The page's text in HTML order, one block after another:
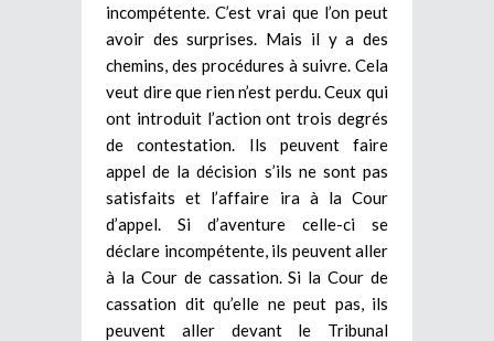
incompétente. C’est vrai que l’on peut
avoir des surprises. Mais il y a des
chemins, des procédures à suivre. Cela
veut dire que rien n’est perdu. Ceux qui
ont introduit l’action ont trois degrés
de contestation. Ils peuvent faire
appel de la décision s’ils ne sont pas
satisfaits et l’affaire ira à la Cour
d’appel. Si d’aventure celle-ci se
déclare incompétente, ils peuvent aller
à la Cour de cassation. Si la Cour de
cassation dit qu’elle ne peut pas, ils
peuvent aller devant le Tribunal